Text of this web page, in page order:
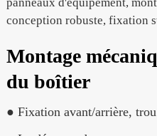
Montage
du boîtier
● Fixation avant/arrière,